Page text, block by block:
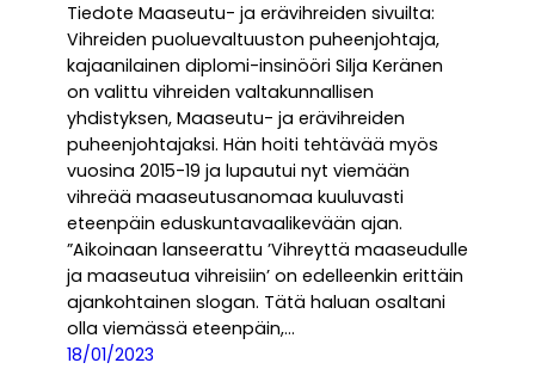
Tiedote Maaseutu- ja erävihreiden sivuilta:
Vihreiden puoluevaltuuston puheenjohtaja,
kajaanilainen diplomi-insinööri Silja Keränen
on valittu vihreiden valtakunnallisen
yhdistyksen, Maaseutu- ja erävihreiden
puheenjohtajaksi. Hän hoiti tehtävää myös
vuosina 2015-19 ja lupautui nyt viemään
vihreää maaseutusanomaa kuuluvasti
eteenpäin eduskuntavaalikevään ajan.
”Aikoinaan lanseerattu ’Vihreyttä maaseudulle
ja maaseutua vihreisiin’ on edelleenkin erittäin
ajankohtainen slogan. Tätä haluan osaltani
olla viemässä eteenpäin,…
18/01/2023